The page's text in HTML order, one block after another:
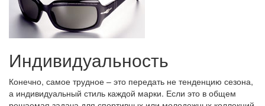
Индивидуальность
Конечно, самое трудное – это передать не тенденцию сезона,
а индивидуальный стиль каждой марки. Если это в общем